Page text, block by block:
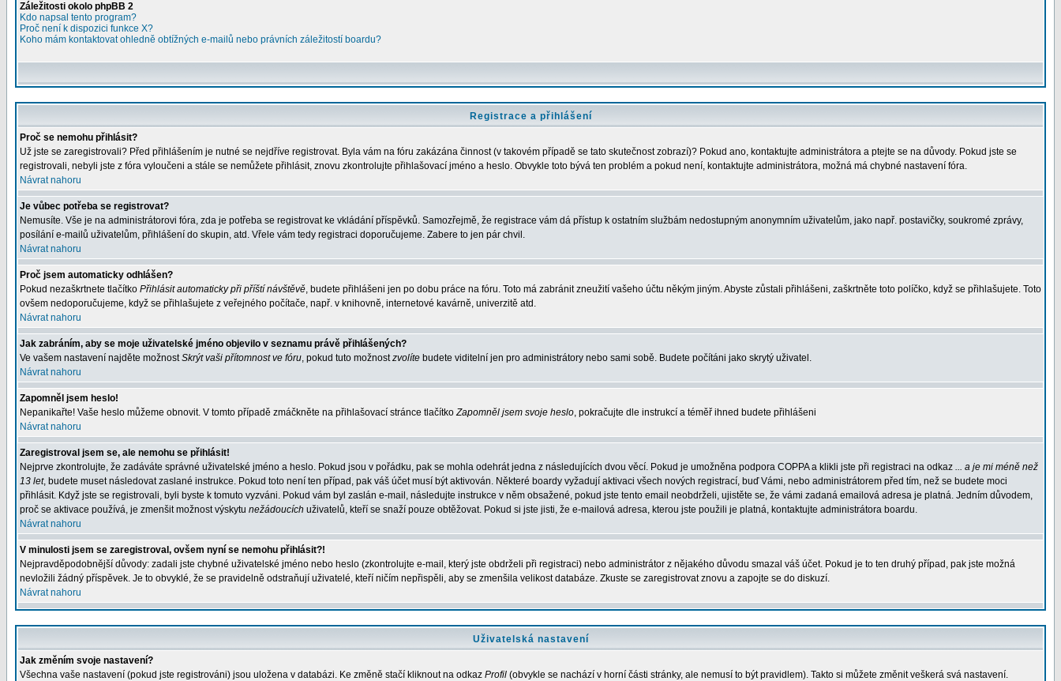
Záležitosti okolo phpBB 2
Kdo napsal tento program?
Proč není k dispozici funkce X?
Koho mám kontaktovat ohledně obtížných e-mailů nebo právních záležitostí boardu?
Registrace a přihlášení
Proč se nemohu přihlásit?
Už jste se zaregistrovali? Před přihlášením je nutné se nejdříve registrovat. Byla vám na fóru zakázána činnost (v takovém případě se tato skutečnost zobrazí)? Pokud ano, kontaktujte administrátora a ptejte se na důvody. Pokud jste se
registrovali, nebyli jste z fóra vyloučeni a stále se nemůžete přihlásit, znovu zkontrolujte přihlašovací jméno a heslo. Obvykle toto bývá ten problém a pokud není, kontaktujte administrátora, možná má chybné nastavení fóra.
Návrat nahoru
Je vůbec potřeba se registrovat?
Nemusíte. Vše je na administrátorovi fóra, zda je potřeba se registrovat ke vkládání příspěvků. Samozřejmě, že registrace vám dá přístup k ostatním službám nedostupným anonymním uživatelům, jako např. postavičky, soukromé zprávy,
posílání e-mailů uživatelům, přihlášení do skupin, atd. Vřele vám tedy registraci doporučujeme. Zabere to jen pár chvil.
Návrat nahoru
Proč jsem automaticky odhlášen?
Pokud nezaškrtnete tlačítko Přihlásit automaticky při příští návštěvě, budete přihlášeni jen po dobu práce na fóru. Toto má zabránit zneužití vašeho účtu někým jiným. Abyste zůstali přihlášeni, zaškrtněte toto políčko, když se přihlašujete. Toto
ovšem nedoporučujeme, když se přihlašujete z veřejného počítače, např. v knihovně, internetové kavárně, univerzitě atd.
Návrat nahoru
Jak zabráním, aby se moje uživatelské jméno objevilo v seznamu právě přihlášených?
Ve vašem nastavení najděte možnostSkrýt vaši přítomnost ve fóru, pokud tuto možnostzvolíte budete viditelní jen pro administrátory nebo sami sobě. Budete počítáni jako skrytý uživatel.
Návrat nahoru
Zapomněl jsem heslo!
Nepanikařte! Vaše heslo můžeme obnovit. V tomto případě zmáčkněte na přihlašovací stránce tlačítkoZapomněl jsem svoje heslo, pokračujte dle instrukcí a téměř ihned budete přihlášeni
Návrat nahoru
Zaregistroval jsem se, ale nemohu se přihlásit!
Nejprve zkontrolujte, že zadáváte správné uživatelské jméno a heslo. Pokud jsou v pořádku, pak se mohla odehrát jedna z následujících dvou věcí. Pokud je umožněna podpora COPPA a klikli jste při registraci na odkaz ... a je mi méně než
13 let, budete muset následovat zaslané instrukce. Pokud toto není ten případ, pak váš účet musí být aktivován. Některé boardy vyžadují aktivaci všech nových registrací, buď Vámi, nebo administrátorem před tím, než se budete moci
přihlásit. Když jste se registrovali, byli byste k tomuto vyzváni. Pokud vám byl zaslán e-mail, následujte instrukce v něm obsažené, pokud jste tento email neobdrželi, ujistěte se, že vámi zadaná emailová adresa je platná. Jedním důvodem,
proč se aktivace používá, je zmenšit možnost výskytu nežádoucích uživatelů, kteří se snaží pouze obtěžovat. Pokud si jste jisti, že e-mailová adresa, kterou jste použili je platná, kontaktujte administrátora boardu.
Návrat nahoru
V minulosti jsem se zaregistroval, ovšem nyní se nemohu přihlásit?!
Nejpravděpodobnější důvody: zadali jste chybné uživatelské jméno nebo heslo (zkontrolujte e-mail, který jste obdrželi při registraci) nebo administrátor z nějakého důvodu smazal váš účet. Pokud je to ten druhý případ, pak jste možná
nevložili žádný příspěvek. Je to obvyklé, že se pravidelně odstraňují uživatelé, kteří ničím nepřispěli, aby se zmenšila velikost databáze. Zkuste se zaregistrovat znovu a zapojte se do diskuzí.
Návrat nahoru
Uživatelská nastavení
Jak změním svoje nastavení?
Všechna vaše nastavení (pokud jste registrováni) jsou uložena v databázi. Ke změně stačí kliknout na odkaz Profil (obvykle se nachází v horní části stránky, ale nemusí to být pravidlem). Takto si můžete změnit veškerá svá nastavení.